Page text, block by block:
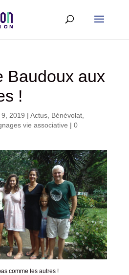
Baudoux aux
!
2019 | Actus, Bénévolat,
vie associative | 0
comme les autres !